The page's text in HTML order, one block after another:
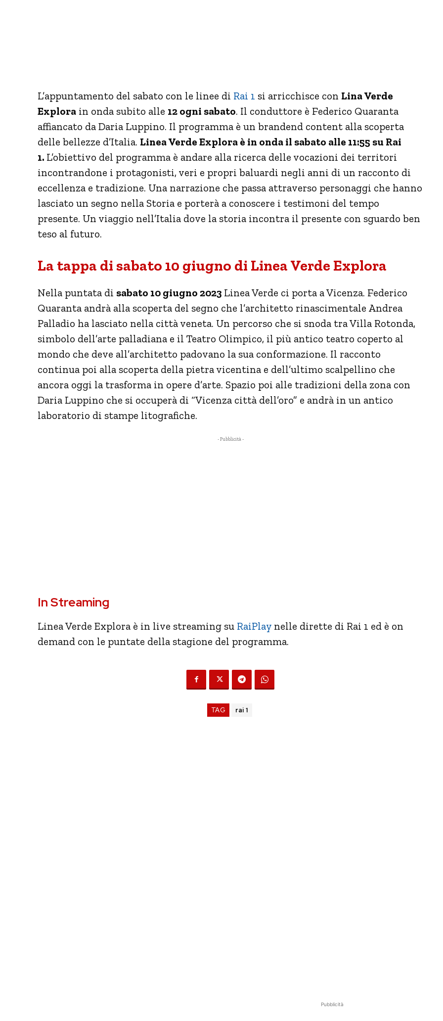
L’appuntamento del sabato con le linee di Rai 1 si arricchisce con Lina Verde
Explora in onda subito alle 12 ogni sabato. Il conduttore è Federico Quaranta
affiancato da Daria Luppino. Il programma è un brandend content alla scoperta
delle bellezze d’Italia. Linea Verde Explora è in onda il sabato alle 11:55 su Rai
1. L’obiettivo del programma è andare alla ricerca delle vocazioni dei territori
incontrandone i protagonisti, veri e propri baluardi negli anni di un racconto di
eccellenza e tradizione. Una narrazione che passa attraverso personaggi che hanno
lasciato un segno nella Storia e porterà a conoscere i testimoni del tempo
presente. Un viaggio nell’Italia dove la storia incontra il presente con sguardo ben
teso al futuro.
La tappa di sabato 10 giugno di Linea Verde Explora
Nella puntata di sabato 10 giugno 2023 Linea Verde ci porta a Vicenza. Federico
Quaranta andrà alla scoperta del segno che l’architetto rinascimentale Andrea
Palladio ha lasciato nella città veneta. Un percorso che si snoda tra Villa Rotonda,
simbolo dell’arte palladiana e il Teatro Olimpico, il più antico teatro coperto al
mondo che deve all’architetto padovano la sua conformazione. Il racconto
continua poi alla scoperta della pietra vicentina e dell’ultimo scalpellino che
ancora oggi la trasforma in opere d’arte. Spazio poi alle tradizioni della zona con
Daria Luppino che si occuperà di “Vicenza città dell’oro” e andrà in un antico
laboratorio di stampe litografiche.
- Pubblicità -
In Streaming
Linea Verde Explora è in live streaming su RaiPlay nelle dirette di Rai 1 ed è on
demand con le puntate della stagione del programma.
TAG rai 1